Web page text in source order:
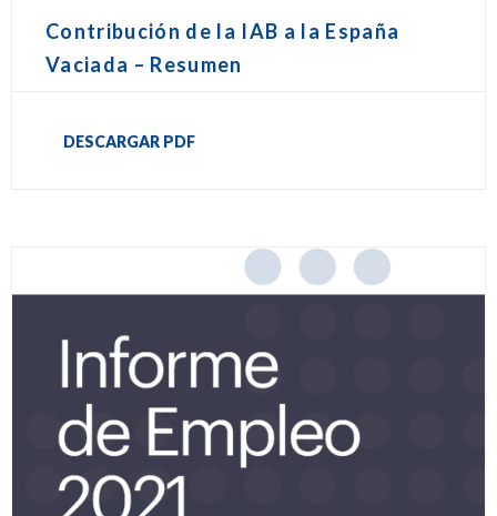
Contribución de la IAB a la España
Vaciada – Resumen
DESCARGAR PDF